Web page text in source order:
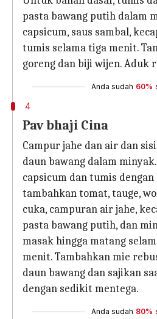
pasta bawang putih dalam
capsicum, saus sambal,
tumis selama tiga menit.
goreng dan biji wijen. Aduk
Anda sudah 60%
4
Pav bhaji Cina
Campur jahe dan air dan
daun bawang dalam
capsicum dan tumis
tambahkan tomat, tauge,
cuka, campuran air jahe,
pasta bawang putih, dan
masak hingga matang
menit. Tambahkan mie
daun bawang dan sajikan
dengan sedikit mentega.
Anda sudah 80%